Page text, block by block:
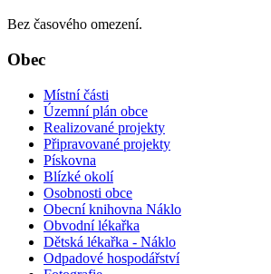
Bez časového omezení.
Obec
Místní části
Územní plán obce
Realizované projekty
Připravované projekty
Pískovna
Blízké okolí
Osobnosti obce
Obecní knihovna Náklo
Obvodní lékařka
Dětská lékařka - Náklo
Odpadové hospodářství